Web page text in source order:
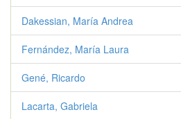
Dakessian, María Andrea
Fernández, María Laura
Gené, Ricardo
Lacarta, Gabriela